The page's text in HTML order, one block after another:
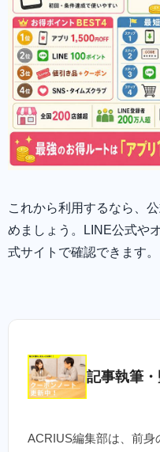
これから利用するなら、
めましょう。LINE公式や
式サイトで確認できます。
記事執筆
ACRIUS編集部は、前身